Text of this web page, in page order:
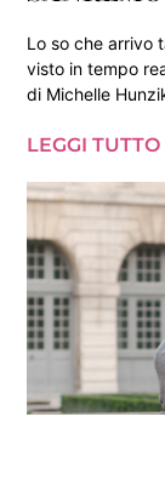
Lo so che arrivo
visto in tempo
di Michelle
LEGGI TUTTO